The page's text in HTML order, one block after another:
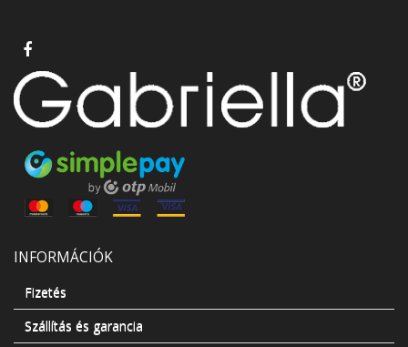
INFORMÁCIÓK
Fizetés
Szállítás és garancia